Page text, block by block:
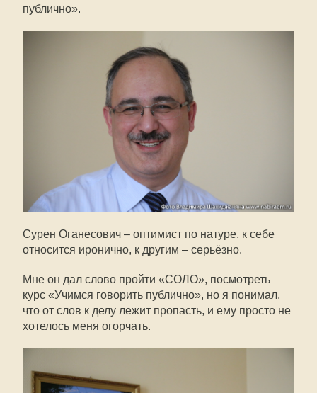
публично».
Сурен Оганесович – оптимист по натуре, к себе
относится иронично, к другим – серьёзно.
Мне он дал слово пройти «СОЛО», посмотреть
курс «Учимся говорить публично», но я понимал,
что от слов к делу лежит пропасть, и ему просто не
хотелось меня огорчать.